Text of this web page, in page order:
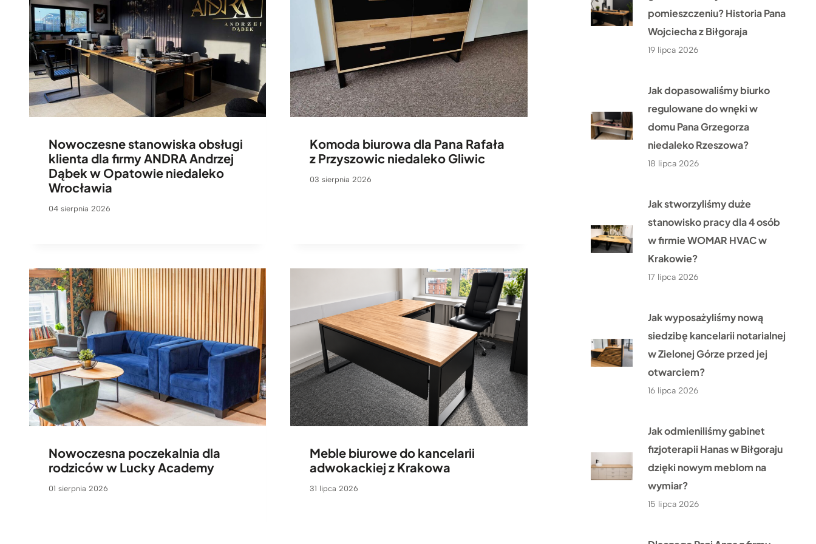
Nowoczesne stanowiska obsługi
klienta dla firmy ANDRA Andrzej
Dąbek w Opatowie niedaleko
Wrocławia
04 sierpnia 2026
Komoda biurowa dla Pana Rafała
z Przyszowic niedaleko Gliwic
03 sierpnia 2026
Nowoczesna poczekalnia dla
rodziców w Lucky Academy
01 sierpnia 2026
Meble biurowe do kancelarii
adwokackiej z Krakowa
31 lipca 2026
pomieszczeniu? Historia Pana
Wojciecha z Biłgoraja
19 lipca 2026
Jak dopasowaliśmy biurko
regulowane do wnęki w
domu Pana Grzegorza
niedaleko Rzeszowa?
18 lipca 2026
Jak stworzyliśmy duże
stanowisko pracy dla 4 osób
w firmie WOMAR HVAC w
Krakowie?
17 lipca 2026
Jak wyposażyliśmy nową
siedzibę kancelarii notarialnej
w Zielonej Górze przed jej
otwarciem?
16 lipca 2026
Jak odmieniliśmy gabinet
fizjoterapii Hanas w Biłgoraju
dzięki nowym meblom na
wymiar?
15 lipca 2026